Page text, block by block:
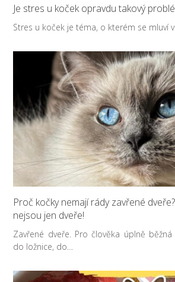
Je stres u koček opravdu takový
Stres u koček je téma, o kterém se mluví
Proč kočky nemají rády zavřené
nejsou jen dveře!
Zavřené dveře. Pro člověka úplně
do ložnice, do…